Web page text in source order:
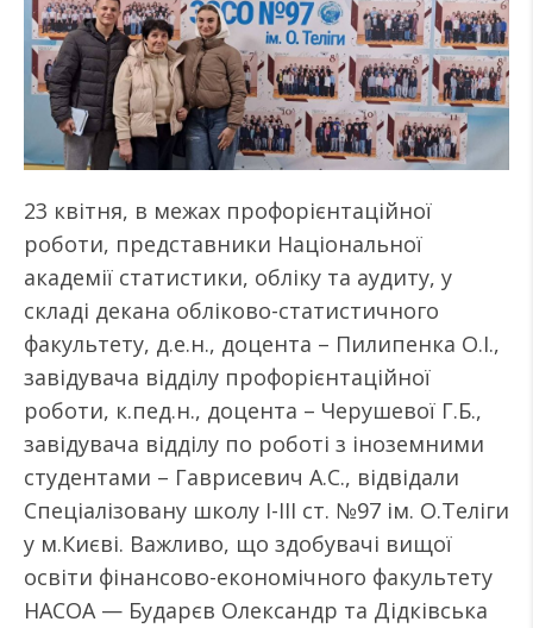
23 квітня, в межах профорієнтаційної
роботи, представники Національної
академії статистики, обліку та аудиту, у
складі декана обліково-статистичного
факультету, д.е.н., доцента – Пилипенка О.І.,
завідувача відділу профорієнтаційної
роботи, к.пед.н., доцента – Черушевої Г.Б.,
завідувача відділу по роботі з іноземними
студентами – Гаврисевич А.С., відвідали
Спеціалізовану школу І-III ст. №97 ім. О.Теліги
у м.Києві. Важливо, що здобувачі вищої
освіти фінансово-економічного факультету
НАСОА — Бударєв Олександр та Дідківська